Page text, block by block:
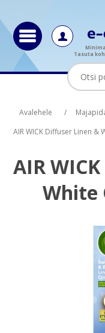
Tasuta
Avalehele /
AIR WICK Diffuser Linen &
AIR
White